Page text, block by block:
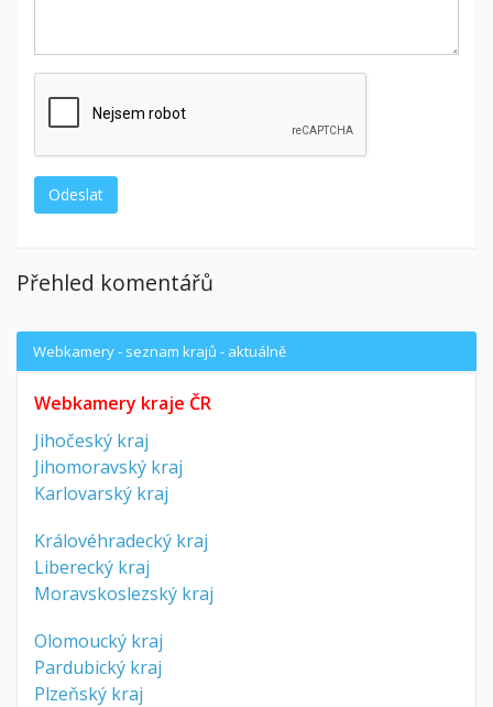
Přehled komentářů
Webkamery - seznam krajů - aktuálně
Webkamery kraje ČR
Jihočeský kraj
Jihomoravský kraj
Karlovarský kraj
Královéhradecký kraj
Liberecký kraj
Moravskoslezský kraj
Olomoucký kraj
Pardubický kraj
Plzeňský kraj